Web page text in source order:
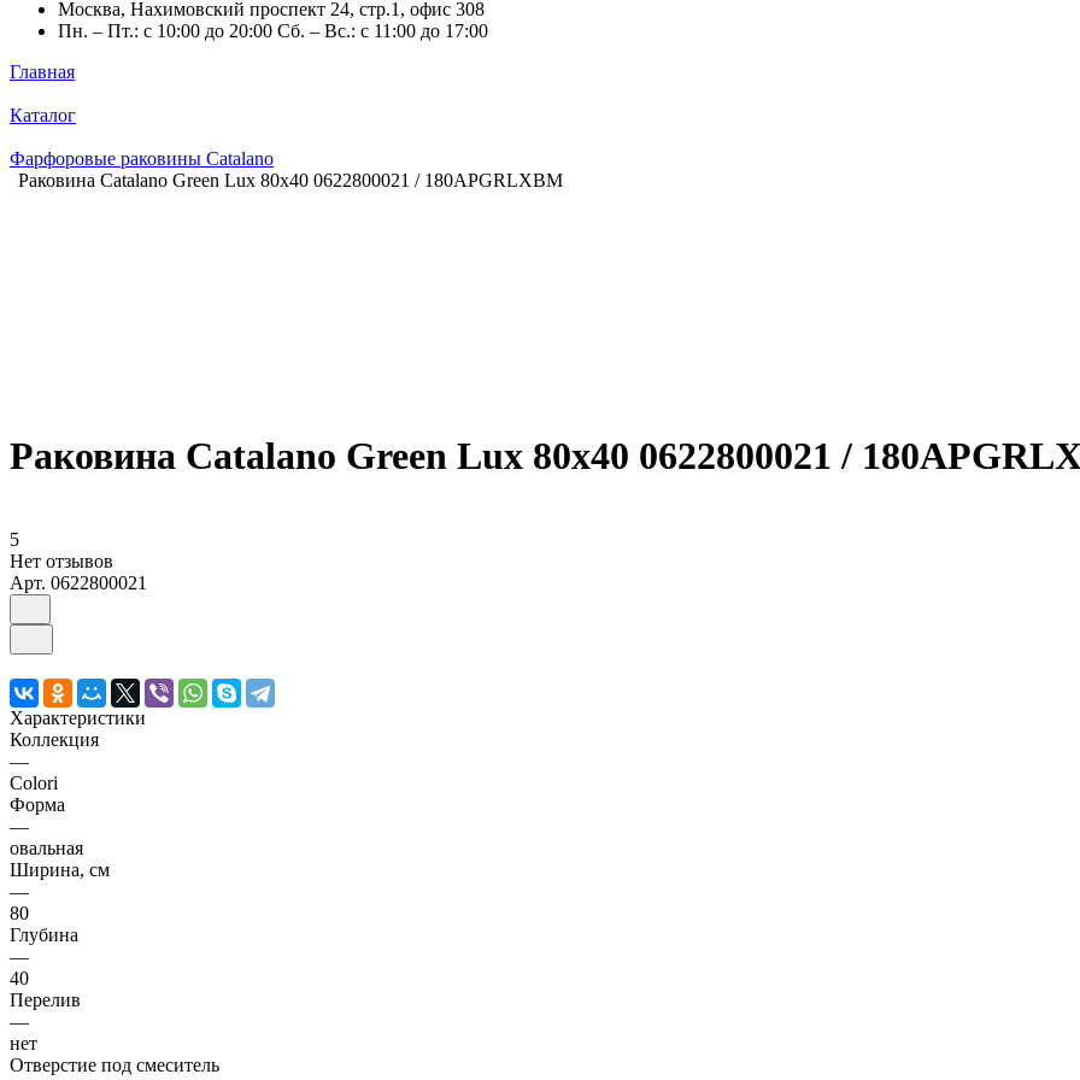
Москва, Нахимовский проспект 24, стр.1, офис 308
Пн. – Пт.: с 10:00 до 20:00 Сб. – Вс.: с 11:00 до 17:00
Главная
Каталог
Фарфоровые раковины Catalano
Раковина Catalano Green Lux 80x40 0622800021 / 180APGRLXBM
Раковина Catalano Green Lux 80x40 0622800021 /
5
Нет отзывов
Арт. 0622800021
Характеристики
Коллекция
—
Colori
Форма
—
овальная
Ширина, см
—
80
Глубина
—
40
Перелив
—
нет
Отверстие под смеситель